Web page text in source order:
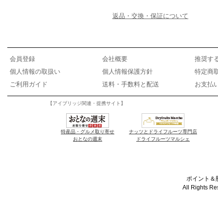
返品・交換・保証について
会員登録 会社概要
推奨す
個人情報の取扱い
個人情報保護方針
特定商
ご利用ガイド
送料・手数料と配送 お支払
【アイブリッジ関連・提携サイト】
特産品・グルメ取り寄せ
おとなの週末
ナッツとドライフルーツ専門店
ドライフルーツマルシェ
ポイント＆
All Rights